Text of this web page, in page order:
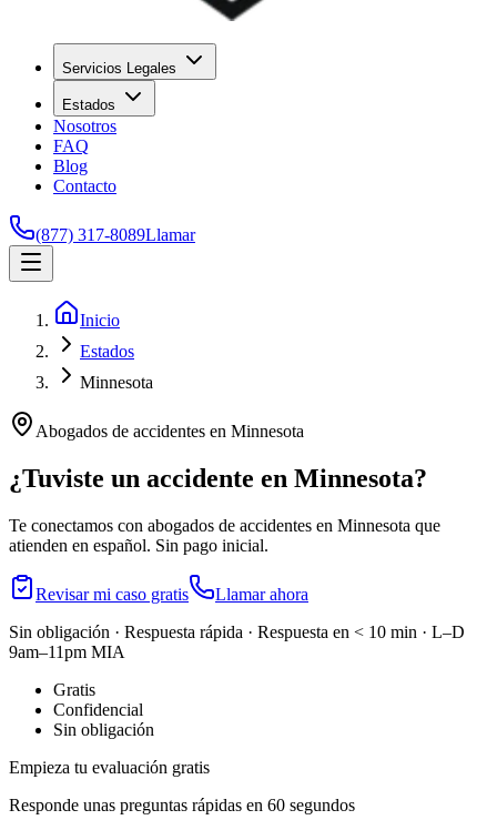
Servicios Legales
Estados
Nosotros
FAQ
Blog
Contacto
(877) 317-8089Llamar
Inicio
Estados
Minnesota
Abogados de accidentes en Minnesota
¿Tuviste un accidente en Minnesota?
Te conectamos con abogados de accidentes en Minnesota que
atienden en español. Sin pago inicial.
Revisar mi caso gratis
Llamar ahora
Sin obligación · Respuesta rápida · Respuesta en < 10 min · L–D
9am–11pm MIA
Gratis
Confidencial
Sin obligación
Empieza tu evaluación gratis
Responde unas preguntas rápidas en 60 segundos